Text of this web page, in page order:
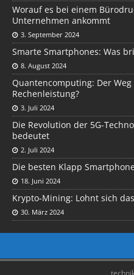
Worauf es bei einem
Unternehmen ankommt
3. September 2024
Smarte Smartphones: Was
8. August 2024
Quantencomputing: Der
Rechenleistung?
3. Juli 2024
Die Revolution der 5G-
bedeutet
2. Juli 2024
Die besten Klapp
18. Juni 2024
Krypto-Mining: Lohnt sich
30. März 2024